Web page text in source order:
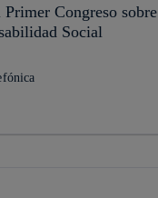
Congreso sobre Pacto Global
Social